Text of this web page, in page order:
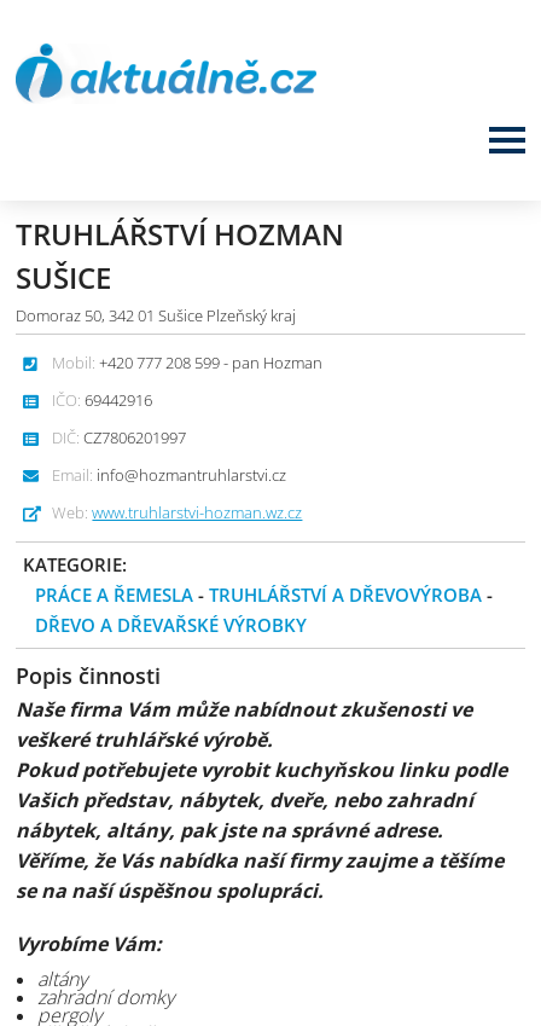
TRUHLÁŘSTVÍ HOZMAN
SUŠICE
Domoraz 50, 342 01 Sušice Plzeňský kraj
Mobil: +420 777 208 599 - pan Hozman
IČO: 69442916
DIČ: CZ7806201997
Email: info@hozmantruhlarstvi.cz
Web: www.truhlarstvi-hozman.wz.cz
KATEGORIE:
PRÁCE A ŘEMESLA -TRUHLÁŘSTVÍ A DŘEVOVÝROBA -
DŘEVO A DŘEVAŘSKÉ VÝROBKY
Popis činnosti
Naše firma Vám může nabídnout zkušenosti ve
veškeré truhlářské výrobě.
Pokud potřebujete vyrobit kuchyňskou linku podle
Vašich představ, nábytek, dveře, nebo zahradní
nábytek, altány, pak jste na správné adrese.
Věříme, že Vás nabídka naší firmy zaujme a těšíme
se na naší úspěšnou spolupráci.
Vyrobíme Vám:
altány
zahradní domky
pergoly